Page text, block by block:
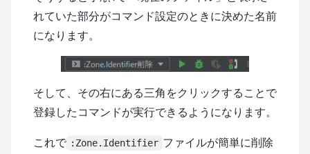
れていた部分がコマンド設定のときに決めた名前
になります。
そして、その右にある三角をクリックすることで
登録したコマンドが実行できるようになります。
これで :Zone.Identifier ファイルが簡単に削除